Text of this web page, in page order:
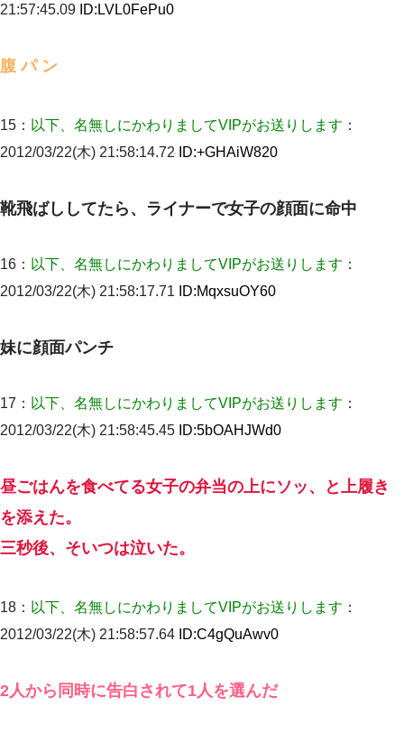
→笑いが止まらなくなり・・・
【ワロタ】姉から「肉食系14才、乳丸出し、毛はうっすら生えか
ケーキバイキングにいた単独の50くらいのオッサン、強烈だっ
32歳ワイ、34歳の可愛い女と付き合うも現実を知ってしまい無事
死亡・・・
ら下着が入った引き出しの奥にとんでもないモノを見つけた
ずっとニートだと思ってた同居の義弟が投資で旦那より稼いでる
とか知らなかった…
のお古ですが気分はどう？」とメールを送った→
21:57:45.09 ID: LVL0FePu0
腹 パ ン
15： 以下、名無しにかわりましてVIPがお送りします ：
2012/03/22(木) 21:58:14.72 ID:+GHAiW820
靴飛ばししてたら、ライナーで女子の顔面に命中
16： 以下、名無しにかわりましてVIPがお送りします ：
2012/03/22(木) 21:58:17.71 ID:MqxsuOY60
妹に顔面パンチ
17： 以下、名無しにかわりましてVIPがお送りします ：
2012/03/22(木) 21:58:45.45 ID:5bOAHJWd0
昼ごはんを食べてる女子の弁当の上にソッ、と上履き
を添えた。
三秒後、そいつは泣いた。
18： 以下、名無しにかわりましてVIPがお送りします ：
2012/03/22(木) 21:58:57.64 ID:C4gQuAwv0
2人から同時に告白されて1人を選んだ